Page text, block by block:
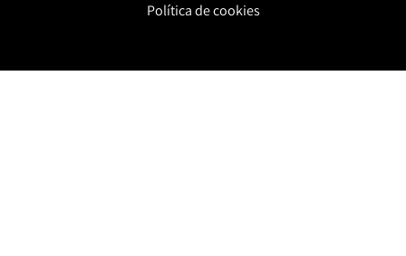
Política de cookies